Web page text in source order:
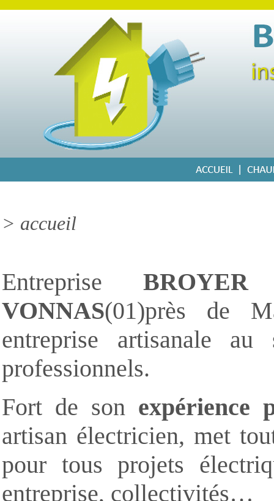
> accueil
Entreprise BROYER
VONNAS(01)près de
entreprise artisanale
professionnels.
Fort de son expérience
artisan électricien, met
pour tous projets
entreprise, collectivités…